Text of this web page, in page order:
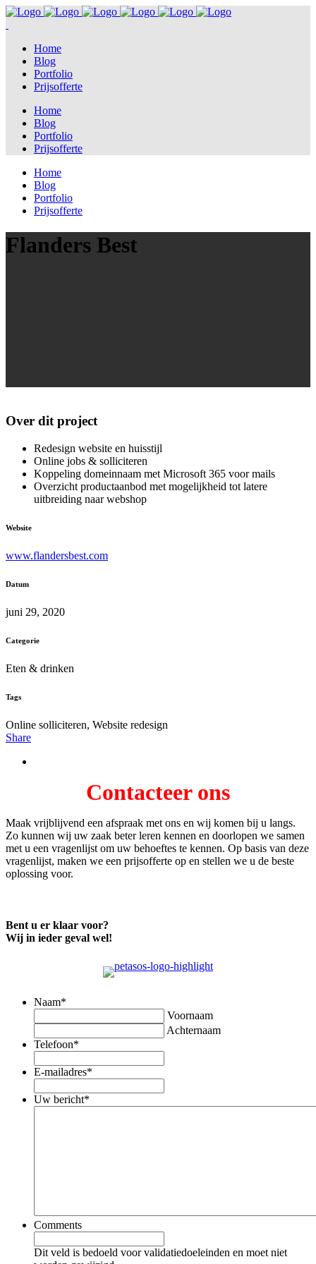
Home
Blog
Portfolio
Prijsofferte
Home
Blog
Portfolio
Prijsofferte
Home
Blog
Portfolio
Prijsofferte
Flanders Best
Over dit project
Redesign website en huisstijl
Online jobs & solliciteren
Koppeling domeinnaam met Microsoft 365 voor mails
Overzicht productaanbod met mogelijkheid tot latere
uitbreiding naar webshop
Website
www.flandersbest.com
Datum
juni 29, 2020
Categorie
Eten & drinken
Tags
Online solliciteren, Website redesign
Share
Contacteer ons
Maak vrijblijvend een afspraak met ons en wij komen bij u langs.
Zo kunnen wij uw zaak beter leren kennen en doorlopen we samen
met u een vragenlijst om uw behoeftes te kennen. Op basis van deze
vragenlijst, maken we een prijsofferte op en stellen we u de beste
oplossing voor.
Bent u er klaar voor?
Wij in ieder geval wel!
Naam*
Voornaam
Achternaam
Telefoon*
E-mailadres*
Uw bericht*
Comments
Dit veld is bedoeld voor validatiedoeleinden en moet niet